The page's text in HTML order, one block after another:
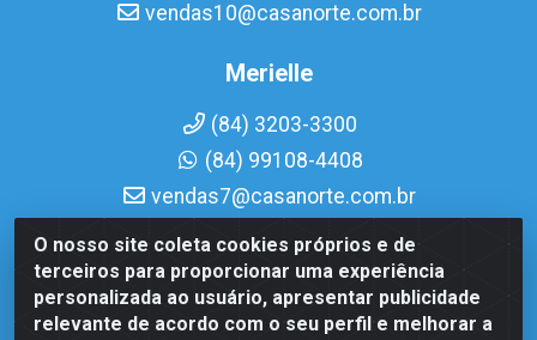
O nosso site coleta cookies próprios e de
terceiros para proporcionar uma experiência
personalizada ao usuário, apresentar publicidade
relevante de acordo com o seu perfil e melhorar a
vendas10@casanorte.com.br
Merielle
(84) 3203-3300
(84) 99108-4408
vendas7@casanorte.com.br
Casa Norte LTDA - Av. Interventor Mário Câmara, 1815 -
Dix-Sept Rosado, Natal/RN - CEP 59054-600 - CNPJ
08.713.513/0001-51